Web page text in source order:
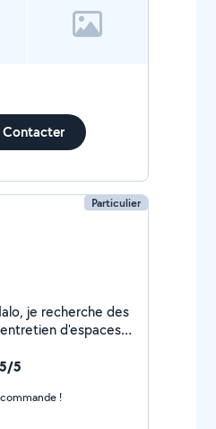
Contacter
Particulier
je recherche des
d'espaces
5
!